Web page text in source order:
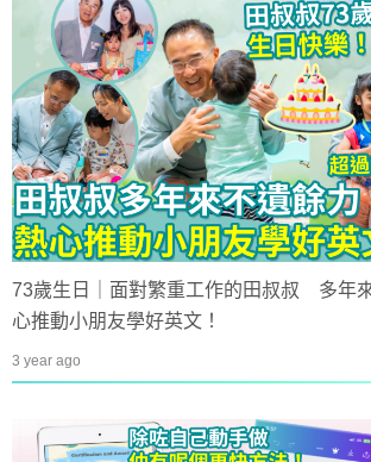
73歲生日｜面對繁重工作的田叔叔 多年
心推動小朋友學好英文！
3 year ago